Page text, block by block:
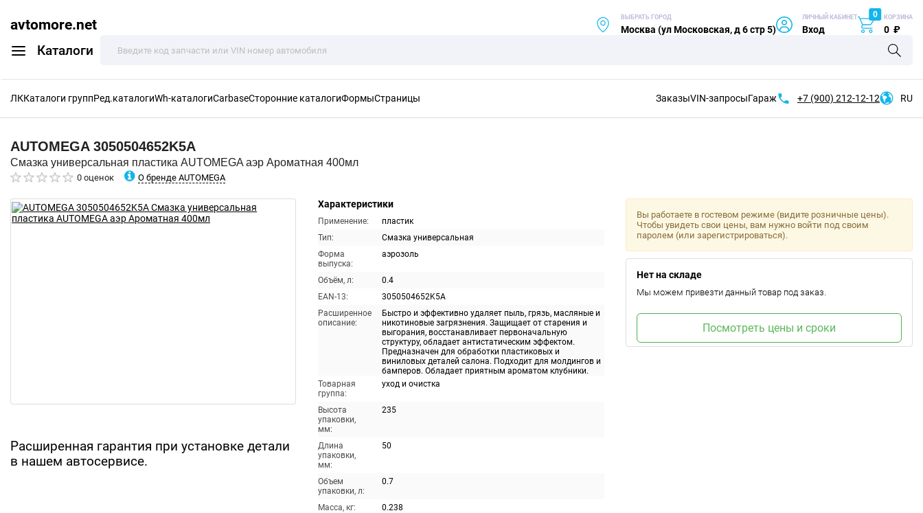
avtomore.net
Каталоги
ВЫБРАТЬ ГОРОД
Москва (ул Московская, д 6 стр 5)
ЛИЧНЫЙ КАБИНЕТ
Вход
0 КОРЗИНА
0 ₽
ЛККаталоги группРед.каталогиWh-каталогиCarbaseСторонние каталогиФормыСтраницы ЗаказыVIN-запросыГараж +7 (900) 212-12-12 RU
AUTOMEGA 3050504652K5A
Смазка универсальная пластика AUTOMEGA аэр Ароматная 400мл
0 оценок О бренде AUTOMEGA
Расширенная гарантия при установке детали
в нашем автосервисе.
Характеристики
Применение:
пластик
Тип:
Смазка универсальная
Форма
выпуска:
аэрозоль
Объём, л:
0.4
EAN-13:
3050504652K5A
Расширенное
описание:
Быстро и эффективно удаляет пыль, грязь, масляные и
никотиновые загрязнения. Защищает от старения и
выгорания, восстанавливает первоначальную
структуру, обладает антистатическим эффектом.
Предназначен для обработки пластиковых и
виниловых деталей салона. Подходит для молдингов и
бамперов. Обладает приятным ароматом клубники.
Товарная
группа:
уход и очистка
Высота
упаковки,
мм:
235
Длина
упаковки,
мм:
50
Объем
упаковки, л:
0.7
Масса, кг:
0.238
Вы работаете в гостевом режиме (видите розничные цены).
Чтобы увидеть свои цены, вам нужно войти под своим
паролем (или зарегистрироваться).
Нет на складе
Мы можем привезти данный товар под заказ.
Посмотреть цены и сроки